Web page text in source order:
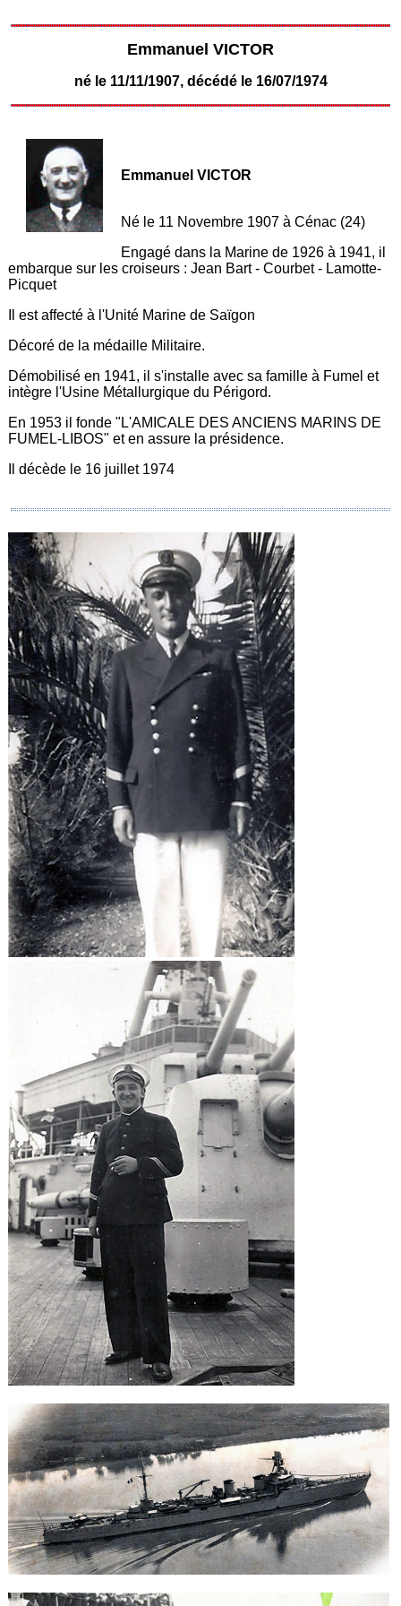
Emmanuel VICTOR
né le 11/11/1907, décédé le 16/07/1974
Emmanuel VICTOR
Né le 11 Novembre 1907 à Cénac (24)
Engagé dans la Marine de 1926 à 1941, il
embarque sur les croiseurs : Jean Bart - Courbet - Lamotte-
Picquet
Il est affecté à l'Unité Marine de Saïgon
Décoré de la médaille Militaire.
Démobilisé en 1941, il s'installe avec sa famille à Fumel et
intègre l'Usine Métallurgique du Périgord.
En 1953 il fonde "L'AMICALE DES ANCIENS MARINS DE
FUMEL-LIBOS" et en assure la présidence.
Il décède le 16 juillet 1974